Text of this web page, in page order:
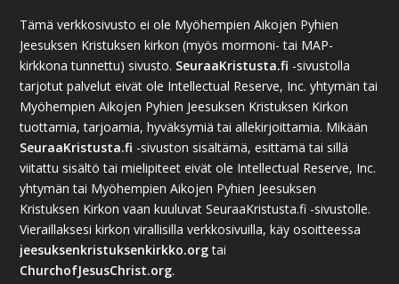
Tämä verkkosivusto ei ole Myöhempien Aikojen Pyhien
Jeesuksen Kristuksen kirkon (myös mormoni- tai MAP-
kirkkona tunnettu) sivusto. SeuraaKristusta.fi -sivustolla
tarjotut palvelut eivät ole Intellectual Reserve, Inc. yhtymän tai
Myöhempien Aikojen Pyhien Jeesuksen Kristuksen Kirkon
tuottamia, tarjoamia, hyväksymiä tai allekirjoittamia. Mikään
SeuraaKristusta.fi -sivuston sisältämä, esittämä tai sillä
viitattu sisältö tai mielipiteet eivät ole Intellectual Reserve, Inc.
yhtymän tai Myöhempien Aikojen Pyhien Jeesuksen
Kristuksen Kirkon vaan kuuluvat SeuraaKristusta.fi -sivustolle.
Vieraillaksesi kirkon virallisilla verkkosivuilla, käy osoitteessa
jeesuksenkristuksenkirkko.orgtai
ChurchofJesusChrist.org.